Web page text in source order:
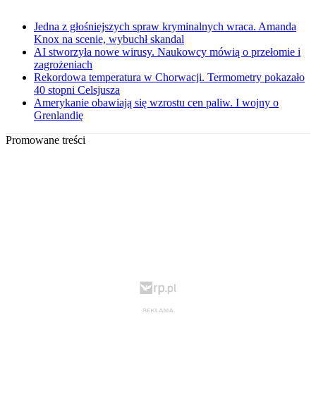
Jedna z głośniejszych spraw kryminalnych wraca. Amanda
Knox na scenie, wybuchł skandal
AI stworzyła nowe wirusy. Naukowcy mówią o przełomie i
zagrożeniach
Rekordowa temperatura w Chorwacji. Termometry pokazało
40 stopni Celsjusza
Amerykanie obawiają się wzrostu cen paliw. I wojny o
Grenlandię
Promowane treści